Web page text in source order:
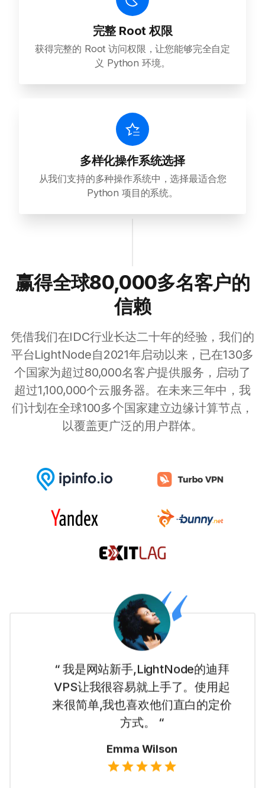
完整 Root 权限
获得完整的 Root 访问权限，让您能够完全自定
义 Python 环境。
多样化操作系统选择
从我们支持的多种操作系统中，选择最适合您
Python 项目的系统。
赢得全球80,000多名客户的
信赖
凭借我们在IDC行业长达二十年的经验，我们的
平台LightNode自2021年启动以来，已在130多
个国家为超过80,000名客户提供服务，启动了
超过1,100,000个云服务器。在未来三年中，我
们计划在全球100多个国家建立边缘计算节点，
以覆盖更广泛的用户群体。
“ 我是网站新手,LightNode的迪拜
VPS让我很容易就上手了。使用起
来很简单,我也喜欢他们直白的定价
方式。 “
Emma Wilson